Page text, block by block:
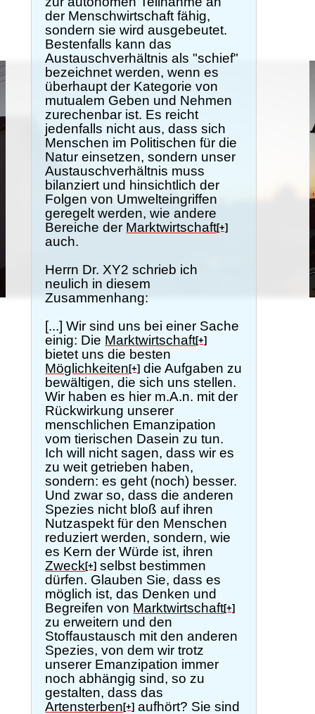
der Menschwirtschaft fähig,
sondern sie wird ausgebeutet.
Bestenfalls kann das
Austauschverhältnis als "schief"
bezeichnet werden, wenn es
überhaupt der Kategorie von
mutualem Geben und Nehmen
zurechenbar ist. Es reicht
jedenfalls nicht aus, dass sich
Menschen im Politischen für die
Natur einsetzen, sondern unser
Austauschverhältnis muss
bilanziert und hinsichtlich der
Folgen von Umwelteingriffen
geregelt werden, wie andere
Bereiche der Marktwirtschaft[+]
auch.
Herrn Dr. XY2 schrieb ich
neulich in diesem
Zusammenhang:
[...] Wir sind uns bei einer Sache
einig: Die Marktwirtschaft[+]
bietet uns die besten
Möglichkeiten[+] die Aufgaben zu
bewältigen, die sich uns stellen.
Wir haben es hier m.A.n. mit der
Rückwirkung unserer
menschlichen Emanzipation
vom tierischen Dasein zu tun.
Ich will nicht sagen, dass wir es
zu weit getrieben haben,
sondern: es geht (noch) besser.
Und zwar so, dass die anderen
Spezies nicht bloß auf ihren
Nutzaspekt für den Menschen
reduziert werden, sondern, wie
es Kern der Würde ist, ihren
Zweck[+] selbst bestimmen
dürfen. Glauben Sie, dass es
möglich ist, das Denken und
Begreifen von Marktwirtschaft[+]
zu erweitern und den
Stoffaustausch mit den anderen
Spezies, von dem wir trotz
unserer Emanzipation immer
noch abhängig sind, so zu
gestalten, dass das
Artensterben[+] aufhört? Sie sind